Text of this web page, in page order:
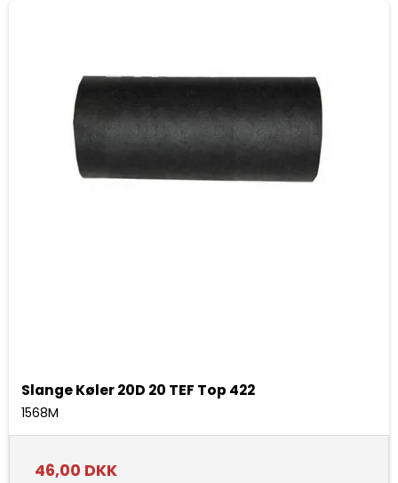
Slange Køler 20D 20 TEF Top 422
1568M
46,00 DKK